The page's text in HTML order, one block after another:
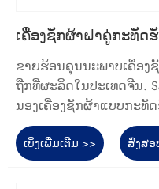
ເຄື່ອງຊັກຜ້າຝາຄູ່ກະທັດ
ຂາຍຮ້ອນຄຸນນະພາບເຄື່ອງ
ຖືກທີ່ຜະລິດໃນປະເທດຈີນ.
ນອງເຄື່ອງຊັກຜ້າແບບກະທັດ
ເບິ່ງເພີ່ມເຕີມ >> ສົ່ງສອ